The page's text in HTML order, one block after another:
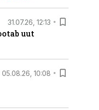
31.07.26, 12:13
uut
05.08.26, 10:08